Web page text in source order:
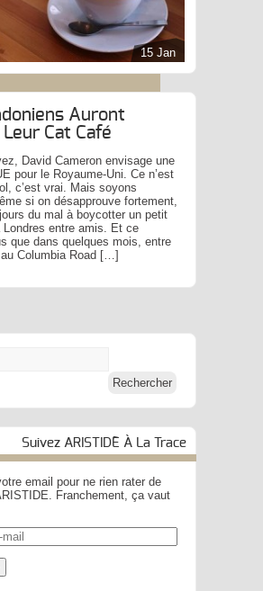
15 Jan
Auront
Cat Café
David Cameron envisage une
pour le Royaume-Uni. Ce n’est
c’est vrai. Mais soyons
si on désapprouve fortement,
du mal à boycotter un petit
Londres entre amis. Et ce
que dans quelques mois, entre
Columbia Road […]
Suivez ARISTIDE À La Trace
email pour ne rien rater de
Franchement, ça vaut